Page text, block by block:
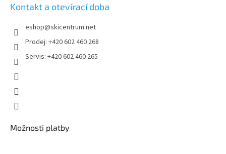
Kontakt a otevírací doba
eshop@skicentrum.net
Prodej: +420 602 460 268
Servis: +420 602 460 265
Možnosti platby